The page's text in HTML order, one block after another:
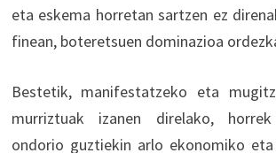
eta eskema horretan sartzen ez
finean, boteretsuen dominazioa
Bestetik, manifestatzeko eta
murriztuak izanen direlako,
ondorio guztiekin arlo ekonomiko